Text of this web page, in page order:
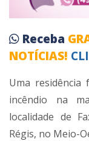
Receba
NOTÍCIAS!
Uma
incêndio na
localidade de
Régis, no Meio-